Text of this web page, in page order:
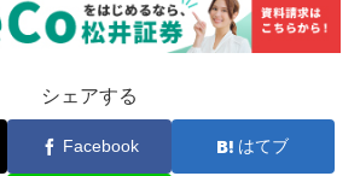
シェアする
Facebook はてブ